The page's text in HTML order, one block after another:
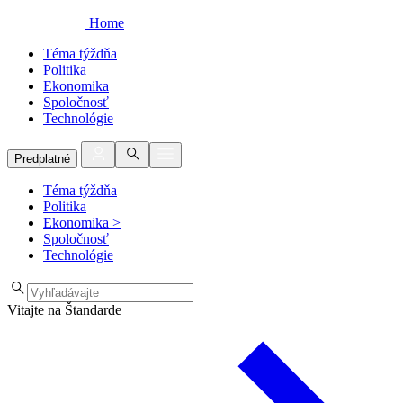
Home
Téma týždňa
Politika
Ekonomika
Spoločnosť
Technológie
Predplatné
Téma týždňa
Politika
Ekonomika >
Spoločnosť
Technológie
Vitajte na Štandarde